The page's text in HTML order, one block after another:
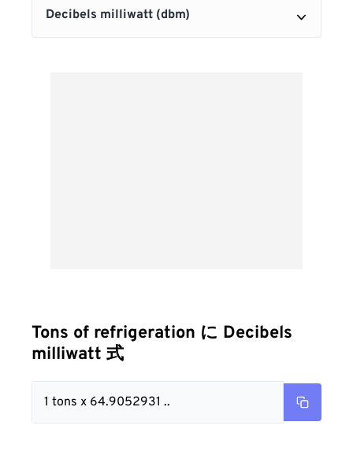
Tons of refrigeration に Decibels
milliwatt 式
1 tons x 64.9052931 ..